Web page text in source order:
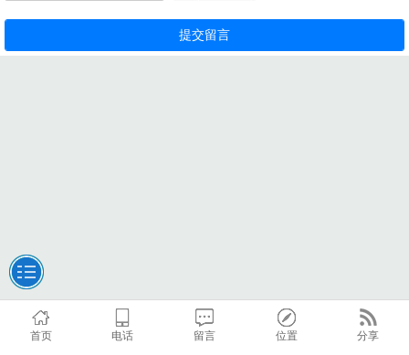
首页 电话 留言 位置 分享